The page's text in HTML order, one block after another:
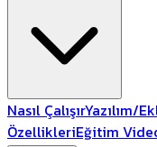
Nasıl ÇalışırYazılım/
ÖzellikleriEğitim